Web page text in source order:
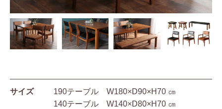
サイズ
190テーブル W180×D90×H70 ㎝
140テーブル W140×D80×H70 ㎝